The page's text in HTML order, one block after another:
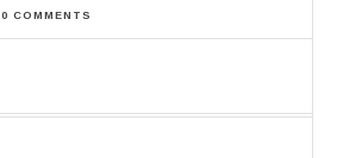
0 COMMENTS